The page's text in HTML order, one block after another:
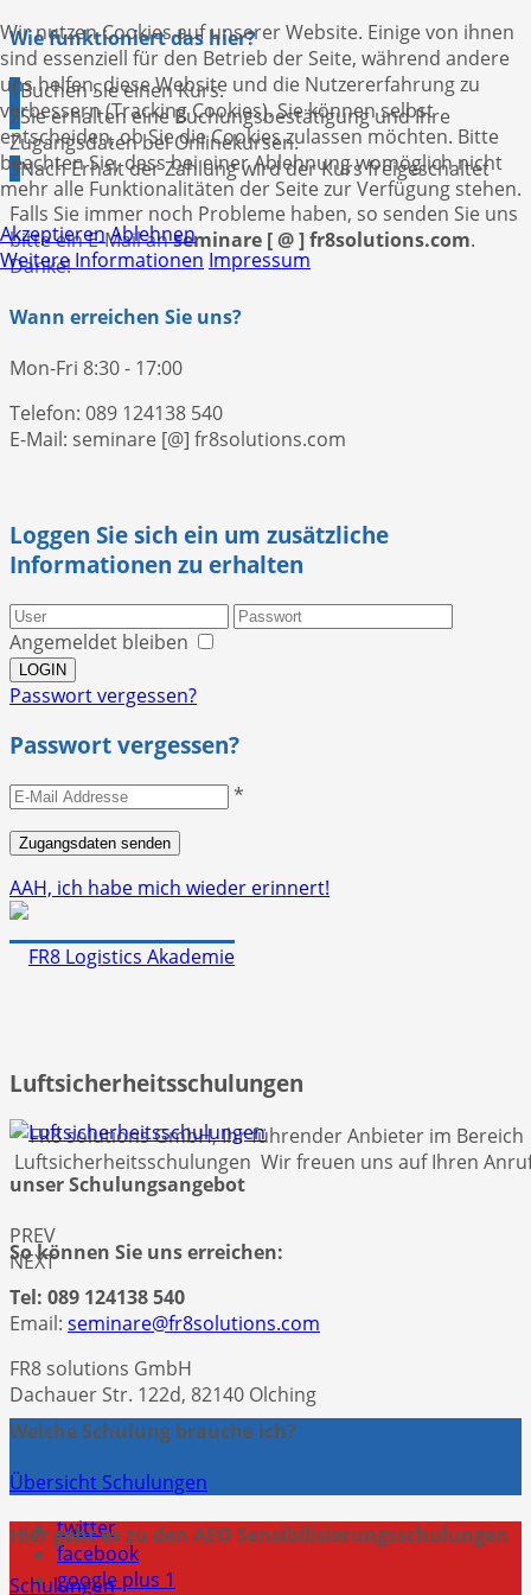
Wie funktioniert das hier?
1Buchen Sie einen Kurs.
2Sie erhalten eine Buchungsbestätigung und Ihre
Zugangsdaten bei Onlinekursen.
3Nach Erhalt der Zahlung wird der Kurs freigeschaltet
Falls Sie immer noch Probleme haben, so senden Sie uns
bitte ein E-Mail anseminare [ @ ] fr8solutions.com.
Danke!
Wann erreichen Sie uns?
Mon-Fri 8:30 - 17:00
Telefon: 089 124138 540
E-Mail: seminare [@] fr8solutions.com
Loggen Sie sich ein um zusätzliche
Informationen zu erhalten
Angemeldet bleiben
Passwort vergessen?
Passwort vergessen?
*
AAH, ich habe mich wieder erinnert!
FR8 solutions GmbH, Ihr führender Anbieter im Bereich
Luftsicherheitsschulungen Wir freuen uns auf Ihren
So können Sie uns erreichen:
Tel: 089 124138 540
Email: seminare@fr8solutions.com
FR8 solutions GmbH
Dachauer Str. 122d, 82140 Olching
twitter
facebook
google plus 1
Luftsicherheitsschulungen
unser Schulungsangebot
PREV
NEXT
Welche Schulung brauche ich?
Übersicht Schulungen
Hier geht es zu den AEO Sensibilisierungsschulungen
Schulungen
Wir nutzen Cookies auf unserer Website. Einige von ihnen
sind essenziell für den Betrieb der Seite, während andere
uns helfen, diese Website und die Nutzererfahrung zu
verbessern (Tracking Cookies). Sie können selbst
entscheiden, ob Sie die Cookies zulassen möchten. Bitte
beachten Sie, dass bei einer Ablehnung womöglich nicht
mehr alle Funktionalitäten der Seite zur Verfügung stehen.
Akzeptieren Ablehnen
Weitere Informationen Impressum